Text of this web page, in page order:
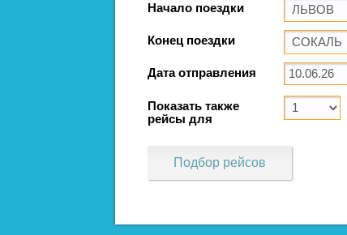
Начало поездки
Конец поездки
Дата отправления
Показать также
рейсы для
Подбор рейсов